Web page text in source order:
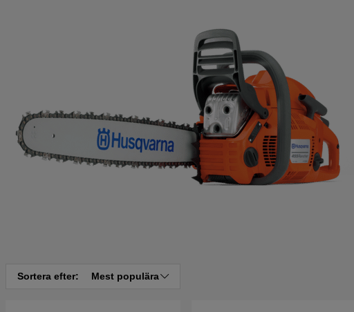
Sortera efter: Mest populära